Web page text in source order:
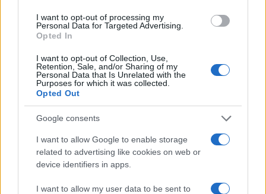
I want to opt-out of processing my
Personal Data for Targeted Advertising.
Opted In
I want to opt-out of Collection, Use,
Retention, Sale, and/or Sharing of my
Personal Data that Is Unrelated with the
Purposes for which it was collected.
Opted Out
Google consents
I want to allow Google to enable storage
related to advertising like cookies on web or
device identifiers in apps.
I want to allow my user data to be sent to
Productos locales y más vuelos: Binter
refuerza su apuesta por Canarias
Binter no solo conecta las islas, sino que…